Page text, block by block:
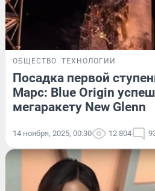
ОБЩЕСТВО ТЕХНОЛОГИИ
Посадка первой
Марс: Blue Origin
мегаракету New Glenn
14 ноября, 2025, 00:30 12 804